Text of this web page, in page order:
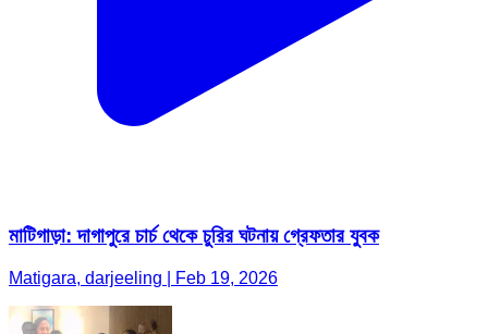
মাটিগাড়া: দাগাপুরে চার্চ থেকে চুরির ঘটনায় গ্রেফতার যুবক
Matigara, darjeeling | Feb 19, 2026